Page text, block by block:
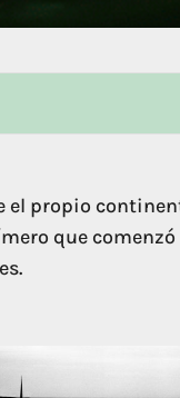
el propio
que comenzó